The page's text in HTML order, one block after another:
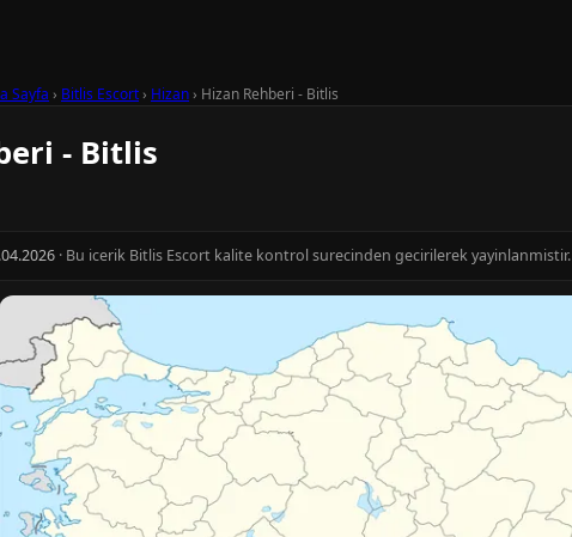
Sayfa › Bitlis Escort› Hizan› Hizan Rehberi - Bitlis
- Bitlis
· Bu icerik Bitlis Escort kalite kontrol surecinden gecirilerek yayinlanmistir.